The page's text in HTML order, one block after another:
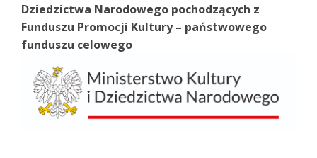
Dziedzictwa Narodowego pochodzących z
Funduszu Promocji Kultury – państwowego
funduszu celowego